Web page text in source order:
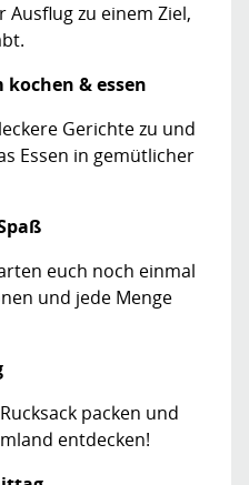
zu einem Ziel,
kochen & essen
Gerichte zu und
Essen in gemütlicher
euch noch einmal
und jede Menge
packen und
entdecken!